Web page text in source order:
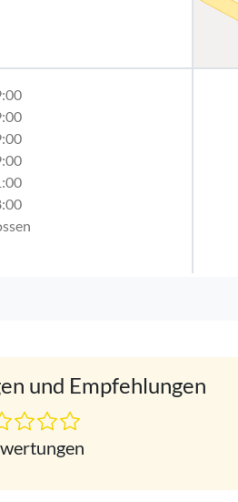
und Empfehlungen